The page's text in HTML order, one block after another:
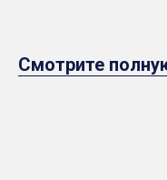
Смотрите